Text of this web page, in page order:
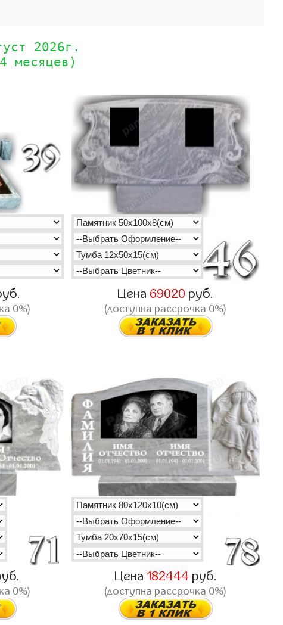
2026г.
месяцев)
0%)
Цена 69020 руб.
(доступна рассрочка 0%)
0%)
Цена 182444 руб.
(доступна рассрочка 0%)